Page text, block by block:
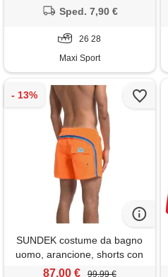
Sped. 7,90 €
26 28
Maxi Sport
SUNDEK costume da bagno
uomo, arancione, shorts con
coulisse, righe multicolore sul
87,00 € 99,99 €